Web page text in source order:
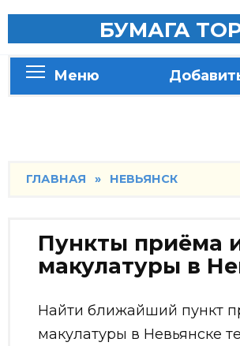
БУМАГА
Меню
ГЛАВНАЯ » НЕВЬЯНСК
Пункты приёма
макулатуры в
Найти ближайший пункт
макулатуры в Невьянске